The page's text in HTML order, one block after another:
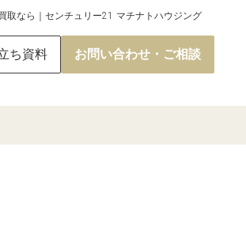
取なら｜センチュリー21 マチナトハウジング
ち資料 お問い合わせ・ご相談